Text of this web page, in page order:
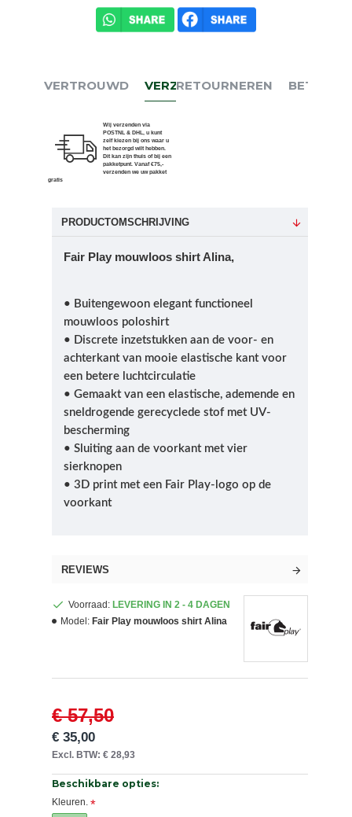
VERTROUWD VERZENDEN
Wij verzenden via
POSTNL & DHL, u kunt
zelf kiezen bij ons waar u
het bezorgd wilt hebben.
Dit kan zijn thuis of bij een
pakketpunt. Vanaf €75,-
verzenden we uw pakket
gratis
RETOURNEREN BETALEN
PRODUCTOMSCHRIJVING
Fair Play mouwloos shirt Alina,
• Buitengewoon elegant functioneel
mouwloos poloshirt
• Discrete inzetstukken aan de voor- en
achterkant van mooie elastische kant voor
een betere luchtcirculatie
• Gemaakt van een elastische, ademende en
sneldrogende gerecyclede stof met UV-
bescherming
• Sluiting aan de voorkant met vier
sierknopen
• 3D print met een Fair Play-logo op de
voorkant
REVIEWS
Voorraad: LEVERING IN 2 - 4 DAGEN
Model: Fair Play mouwloos shirt Alina
€ 35,00
€ 57,50
Excl. BTW: € 28,93
Beschikbare opties:
Kleuren.